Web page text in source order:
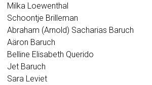
Milka Loewenthal
Schoontje Brilleman
Abraham (Arnold) Sacharias Baruch
Aäron Baruch
Belline Elisabeth Querido
Jet Baruch
Sara Leviet